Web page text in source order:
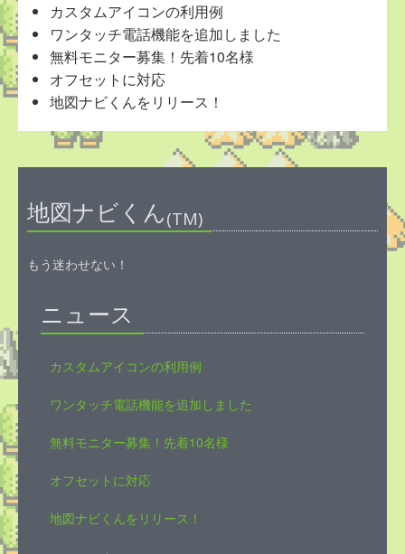
カスタムアイコンの利用例
ワンタッチ電話機能を追加しました
無料モニター募集！先着10名様
オフセットに対応
地図ナビくんをリリース！
地図ナビくん(TM)
もう迷わせない！
ニュース
カスタムアイコンの利用例
ワンタッチ電話機能を追加しました
無料モニター募集！先着10名様
オフセットに対応
地図ナビくんをリリース！